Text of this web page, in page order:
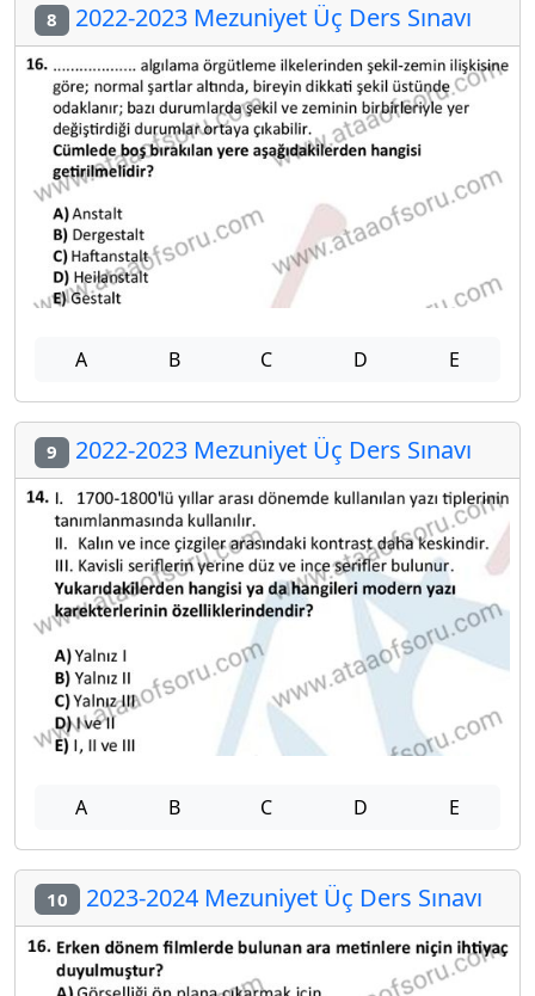
8 2022-2023 Mezuniyet Üç Ders Sınavı
A B C D E
9 2022-2023 Mezuniyet Üç Ders Sınavı
A B C D E
10 2023-2024 Mezuniyet Üç Ders Sınavı